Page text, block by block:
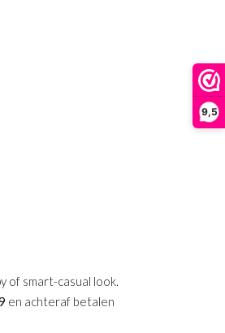
9,5
of smart-casual look.
en achteraf betalen